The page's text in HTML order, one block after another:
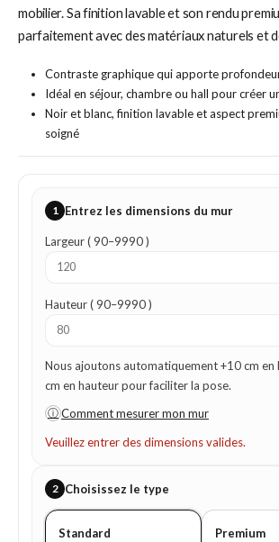
mobilier. Sa finition lavable et son rendu
parfaitement avec des matériaux naturels et
Contraste graphique qui apporte
Idéal en séjour, chambre ou hall pour créer
Noir et blanc, finition lavable et aspect
soigné
1 Entrez les dimensions du mur
Largeur ( 90–9990 )
Hauteur ( 90–9990 )
Nous ajoutons automatiquement +10 cm en
cm en hauteur pour faciliter la pose.
ⓘ Comment mesurer mon mur
Veuillez entrer des dimensions valides.
2 Choisissez le type
Standard
Premium